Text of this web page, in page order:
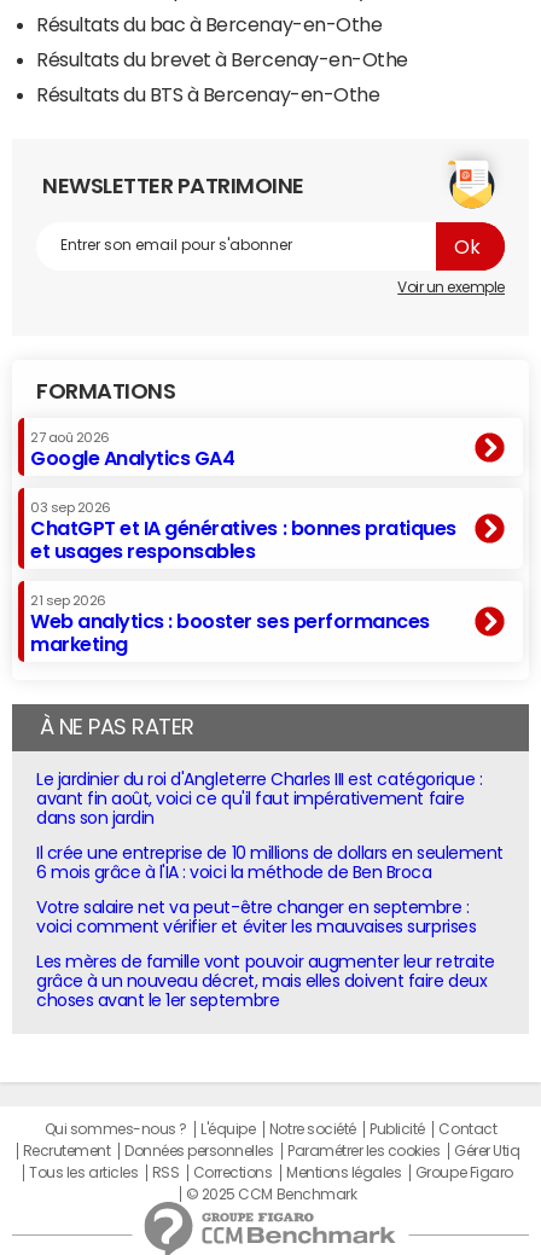
Résultats du bac à Bercenay-en-Othe
Résultats du brevet à Bercenay-en-Othe
Résultats du BTS à Bercenay-en-Othe
NEWSLETTER PATRIMOINE
Voir un exemple
FORMATIONS
27 aoû 2026
Google Analytics GA4
03 sep 2026
ChatGPT et IA génératives : bonnes pratiques
et usages responsables
21 sep 2026
Web analytics : booster ses performances
marketing
À NE PAS RATER
Le jardinier du roi d'Angleterre Charles III est catégorique :
avant fin août, voici ce qu'il faut impérativement faire
dans son jardin
Il crée une entreprise de 10 millions de dollars en seulement
6 mois grâce à l'IA : voici la méthode de Ben Broca
Votre salaire net va peut-être changer en septembre :
voici comment vérifier et éviter les mauvaises surprises
Les mères de famille vont pouvoir augmenter leur retraite
grâce à un nouveau décret, mais elles doivent faire deux
choses avant le 1er septembre
Qui sommes-nous ? L'équipe Notre société Publicité
Contact
Recrutement
Données personnelles Paramétrer les cookies
Gérer Utiq
Tous les articles
RSS Corrections Mentions légales
Groupe Figaro
© 2025 CCM Benchmark